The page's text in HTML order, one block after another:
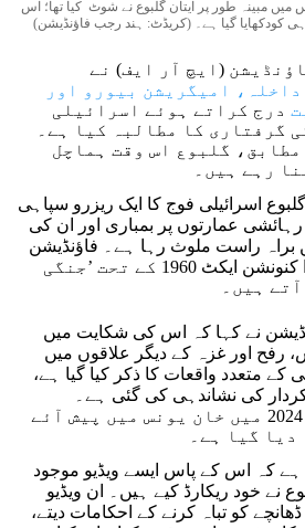
میں مبینہ طور پر ایتان گلبوع نے شوٹ کیا تھا؛ اس
کودکھایا گیا ہے۔ (کریڈٹ: ہند رجب فاؤنڈیشن)
(ایچ آر ایف) نے
امیگریشن بیورو اور
درج کراتے ہوئے اسرائیلی
گرفتاری کا مطالبہ کیا ہے۔
گلبوع اس وقت ہماچل
رہے ہیں۔
اسرائیلی فوج کا ایک ریزرو سپاہی
عمارتوں پر بمباری اور ان کی
براہ راست ملوث رہا ہے۔ فاؤنڈیشن
کے مطابق یہ افعال جنیوا کنونشن ایکٹ 1960 کے تحت ’جنگی
ہیں۔
نے کہا کہ اس کی شکایت میں
رفح اور غزہ کے دیگر علاقوں میں
متعدد واقعات کا ذکر کیا گیا ہے،
کی نشاندہی کی گئی ہے۔
خصوصی طور پر جنوری 2024 میں خان یونس میں پیش آئے
گیا ہے۔
ہے کہ اس کے پاس ایسے ویڈیو موجود
نے خود ریکارڈ کیے ہیں۔ ان ویڈیو
کو تباہ کرنے کے احکامات دیتے،